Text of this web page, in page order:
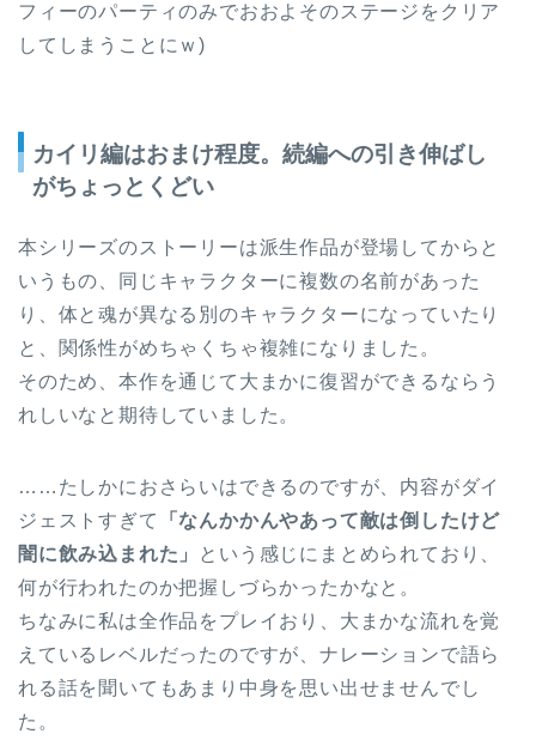
フィーのパーティのみでおおよそのステージをクリア
してしまうことにｗ)
カイリ編はおまけ程度。続編への引き伸ばし
がちょっとくどい
本シリーズのストーリーは派生作品が登場してからと
いうもの、同じキャラクターに複数の名前があった
り、体と魂が異なる別のキャラクターになっていたり
と、関係性がめちゃくちゃ複雑になりました。
そのため、本作を通じて大まかに復習ができるならう
れしいなと期待していました。
……たしかにおさらいはできるのですが、内容がダイ
ジェストすぎて
「なんかかんやあって敵は倒したけど
闇に飲み込まれた」
という感じにまとめられており、
何が行われたのか把握しづらかったかなと。
ちなみに私は全作品をプレイおり、大まかな流れを覚
えているレベルだったのですが、ナレーションで語ら
れる話を聞いてもあまり中身を思い出せませんでし
た。